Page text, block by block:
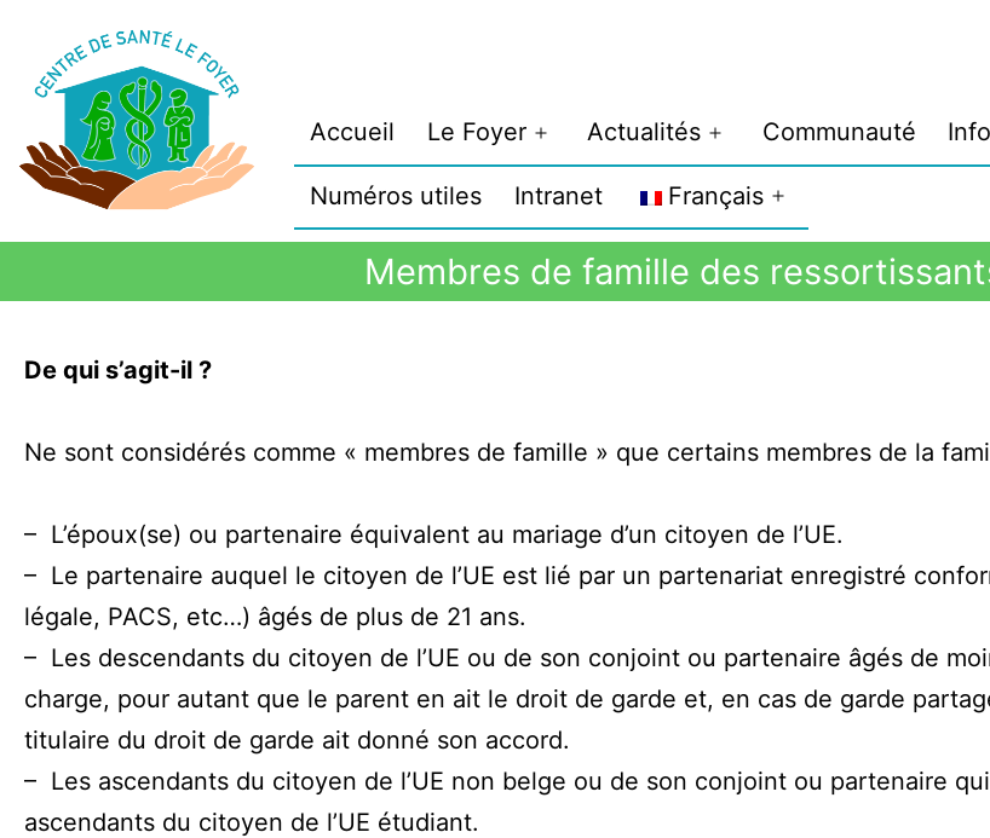
Accueil Le Foyer Actualités Communauté
Numéros utiles Intranet Français
Membres de famille des
De qui s’agit-il ?
Ne sont considérés comme « membres de famille » que certains membres de la
– L’époux(se) ou partenaire équivalent au mariage d’un citoyen de l’UE.
– Le partenaire auquel le citoyen de l’UE est lié par un partenariat enregistré
légale, PACS, etc…) âgés de plus de 21 ans.
– Les descendants du citoyen de l’UE ou de son conjoint ou partenaire âgés de
charge, pour autant que le parent en ait le droit de garde et, en cas de garde
titulaire du droit de garde ait donné son accord.
– Les ascendants du citoyen de l’UE non belge ou de son conjoint ou partenaire
ascendants du citoyen de l’UE étudiant.